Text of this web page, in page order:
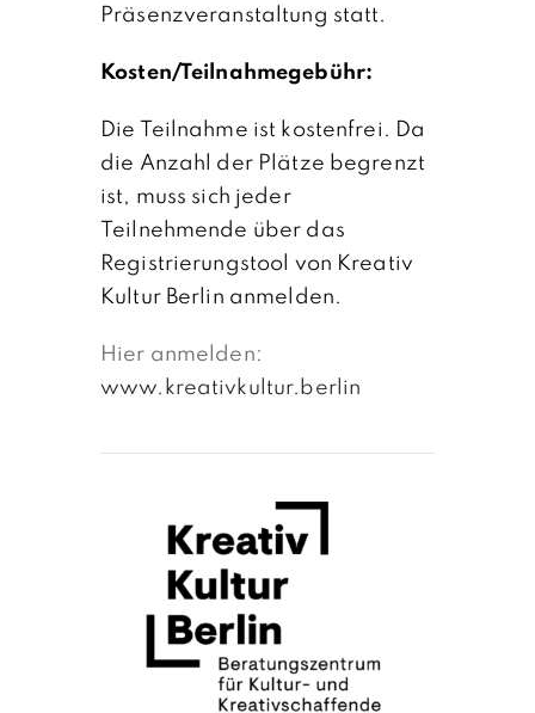
Präsenzveranstaltung statt.
Kosten/Teilnahmegebühr:
Die Teilnahme ist kostenfrei. Da
die Anzahl der Plätze begrenzt
ist, muss sich jeder
Teilnehmende über das
Registrierungstool von Kreativ
Kultur Berlin anmelden.
Hier anmelden:
www.kreativkultur.berlin